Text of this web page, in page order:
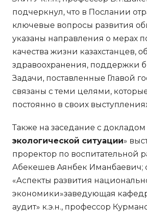
подчеркнул, что в Послании
ключевые вопросы развития
указаны направления о мерах
качества жизни казахстанцев,
здравоохранения, поддержки
Задачи, поставленные Главой
связаны с теми целями,
постоянно в своих
Также на заседание с докладом
экологической ситуации»
проректор по воспитательной
Абекешев Аянбек Иманбаевич;
«Аспекты развития
экономики»заведующая
аудит» к.э.н., профессор